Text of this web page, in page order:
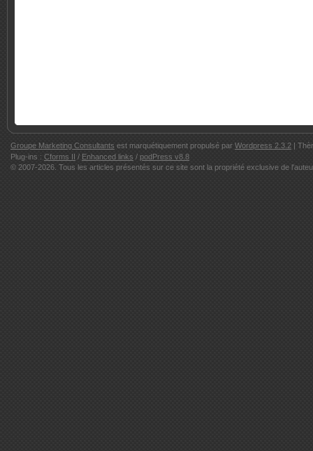
Groupe Marketing Consultants est marquétiquement propulsé par Wordpress 2.3.2 |
Plug-ins : Cforms II / Enhanced links / podPress v8.8
© 2007-2026. Tous les articles présentés sur ce site sont la propriété exclusive de